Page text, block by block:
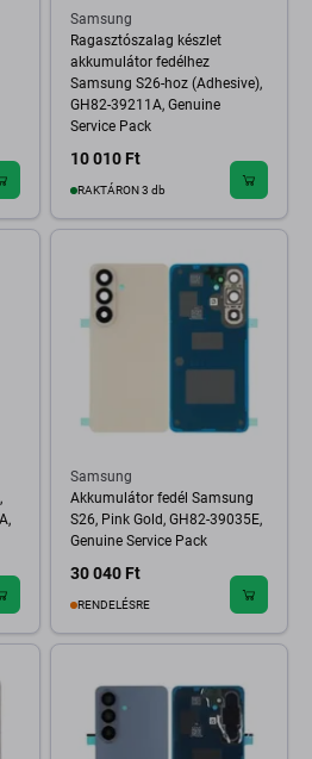
Samsung
Ragasztószalag készlet
akkumulátor fedélhez
Samsung S26-hoz (Adhesive),
GH82-39211A, Genuine
Service Pack
10 010 Ft
RAKTÁRON 3 db
Samsung
Akkumulátor fedél Samsung
S26, Pink Gold, GH82-39035E,
Genuine Service Pack
30 040 Ft
RENDELÉSRE